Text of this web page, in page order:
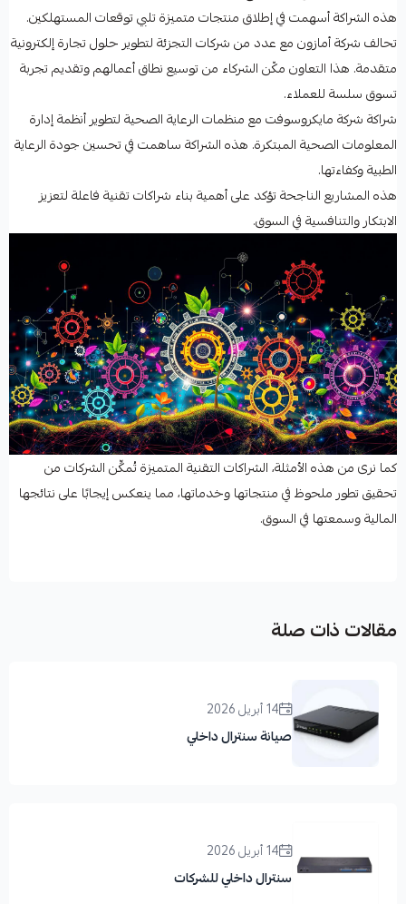
هذه الشراكة أسهمت في إطلاق منتجات متميزة تلبي توقعات المستهلكين.
تحالف شركة أمازون مع عدد من شركات التجزئة لتطوير حلول تجارة إلكترونية
متقدمة. هذا التعاون مكّن الشركاء من توسيع نطاق أعمالهم وتقديم تجربة
تسوق سلسة للعملاء.
شراكة شركة مايكروسوفت مع منظمات الرعاية الصحية لتطوير أنظمة إدارة
المعلومات الصحية المبتكرة. هذه الشراكة ساهمت في تحسين جودة الرعاية
الطبية وكفاءتها.
هذه المشاريع الناجحة تؤكد على أهمية بناء شراكات تقنية فاعلة لتعزيز
الابتكار والتنافسية في السوق.
كما نرى من هذه الأمثلة، الشراكات التقنية المتميزة تُمكِّن الشركات من
تحقيق تطور ملحوظ في منتجاتها وخدماتها، مما ينعكس إيجابًا على نتائجها
المالية وسمعتها في السوق.
مقالات ذات صلة
14 أبريل 2026
صيانة سنترال داخلي
14 أبريل 2026
سنترال داخلي للشركات